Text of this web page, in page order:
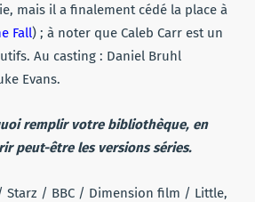
mais il a finalement cédé la place à
Fall) ; à noter que Caleb Carr est un
Au casting : Daniel Bruhl
Evans.
remplir votre bibliothèque, en
peut-être les versions séries.
Starz / BBC / Dimension film / Little,